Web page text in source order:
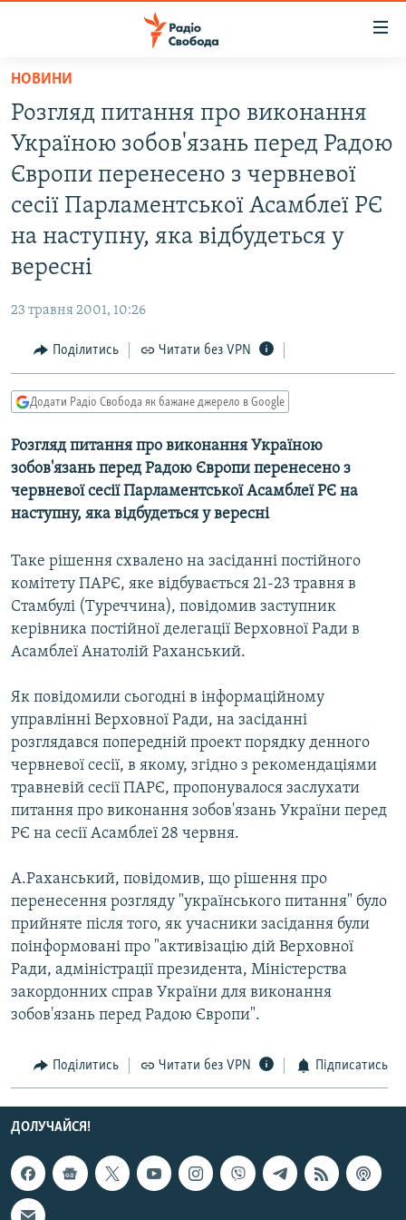
Перейти
основного
матеріалу
Перейти
до
основної
навігації
до
ВСЕ ЗА ДОБУ
СТАТТІ
ПОЛІТИКА
СУСПІЛЬСТВО
УКРАЇНА
СВІТ
ВІЙНА
РОСІЙСЬКА «ФІЛЬТРАЦІЯ»
ДОНБАС.РЕАЛІЇ
СХЕМИ
КИТАЙ.ВИКЛИКИ
ФОТО
СПЕЦПРОЄКТИ
ПОДКАСТИ
КРИМ РЕАЛІЇ
РУС
УКР
КТАТ
ДОЛУЧАЙСЯ!
Усі сайти RFE/RL
НОВИНИ
Розгляд питання про виконання
Україною зобов'язань перед Радою
Європи перенесено з червневої
сесії Парламентської Асамблеї РЄ
на наступну, яка відбудеться у
вересні
23 травня 2001, 10:26
Поділитись Читати без VPN
Додати Радіо Свобода як бажане джерело в Google
Розгляд питання про виконання Україною
зобов'язань перед Радою Європи перенесено з
червневої сесії Парламентської Асамблеї РЄ на
наступну, яка відбудеться у вересні
Таке рішення схвалено на засіданні постійного
комітету ПАРЄ, яке відбувається 21-23 травня в
Стамбулі (Туреччина), повідомив заступник
керівника постійної делегації Верховної Ради в
Асамблеї Анатолій Раханський.
Як повідомили сьогодні в інформаційному
управлінні Верховної Ради, на засіданні
розглядався попередній проект порядку денного
червневої сесії, в якому, згідно з рекомендаціями
травневій сесії ПАРЄ, пропонувалося заслухати
питання про виконання зобов'язань України перед
РЄ на сесії Асамблеї 28 червня.
А.Раханський, повідомив, що рішення про
перенесення розгляду "українського питання" було
прийняте після того, як учасники засідання були
поінформовані про "активізацію дій Верховної
Ради, адміністрації президента, Міністерства
закордонних справ України для виконання
зобов'язань перед Радою Європи".
Поділитись Читати без VPN Підписатись
ДОЛУЧАЙСЯ!